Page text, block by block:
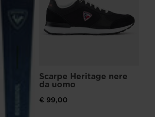
Scarpe Heritage nere
da uomo
€ 99,00